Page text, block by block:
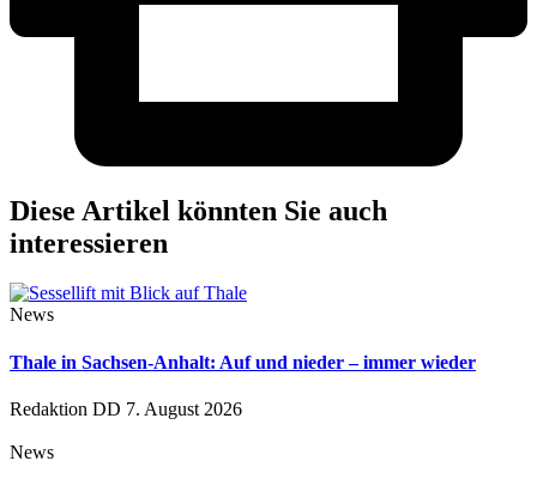
Diese Artikel könnten Sie auch
interessieren
News
Thale in Sachsen-Anhalt: Auf und nieder – immer wieder
Redaktion DD 7. August 2026
News